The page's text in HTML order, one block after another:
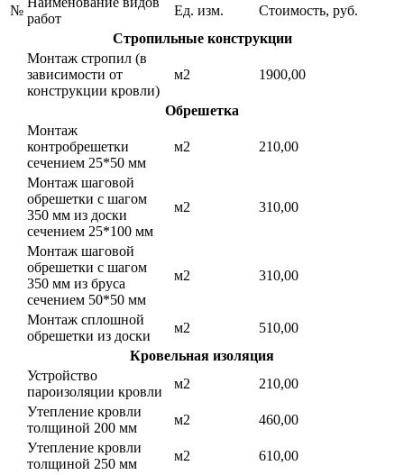
№
работ
Ед. изм.
Стоимость, руб.
Стропильные конструкции
Монтаж стропил (в
зависимости от
конструкции кровли)
м2 1900,00
Обрешетка
Монтаж
контробрешетки
сечением 25*50 мм
м2 210,00
Монтаж шаговой
обрешетки с шагом
350 мм из доски
сечением 25*100 мм
м2 310,00
Монтаж шаговой
обрешетки с шагом
350 мм из бруса
сечением 50*50 мм
м2 310,00
Монтаж сплошной
обрешетки из доски
м2
510,00
Кровельная изоляция
Устройство
пароизоляции кровли
м2
210,00
Утепление кровли
толщиной 200 мм
м2
460,00
Утепление кровли
толщиной 250 мм
м2
610,00